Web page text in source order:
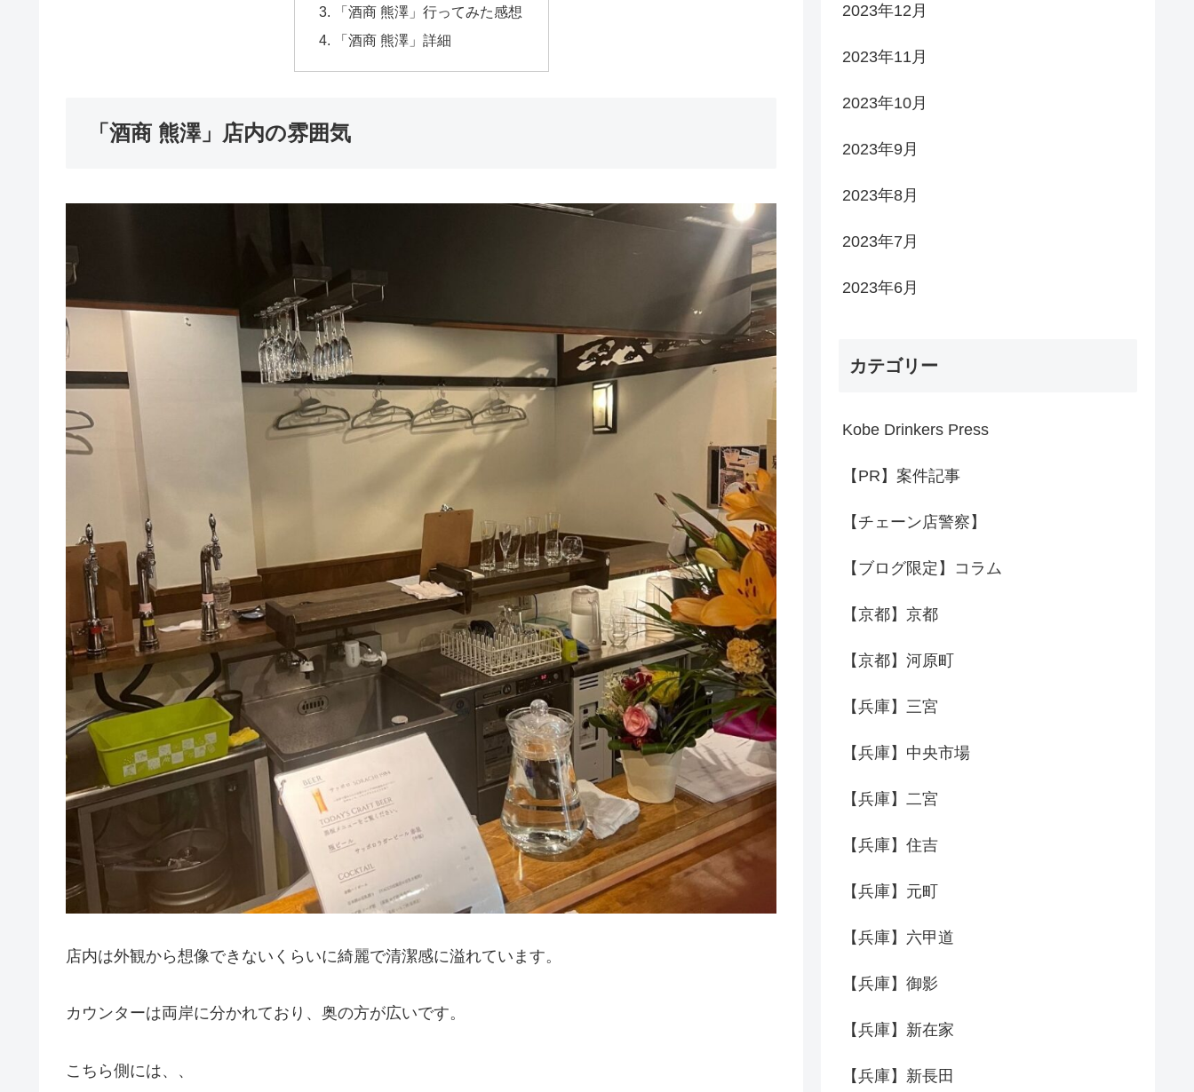
「酒商 熊澤」行ってみた感想
「酒商 熊澤」詳細
「酒商 熊澤」店内の雰囲気
店内は外観から想像できないくらいに綺麗で清潔感に溢れています。
カウンターは両岸に分かれており、奥の方が広いです。
こちら側には、、
2023年12月
2023年11月
2023年10月
2023年9月
2023年8月
2023年7月
2023年6月
カテゴリー
Kobe Drinkers Press
【PR】案件記事
【チェーン店警察】
【ブログ限定】コラム
【京都】京都
【京都】河原町
【兵庫】三宮
【兵庫】中央市場
【兵庫】二宮
【兵庫】住吉
【兵庫】元町
【兵庫】六甲道
【兵庫】御影
【兵庫】新在家
【兵庫】新長田